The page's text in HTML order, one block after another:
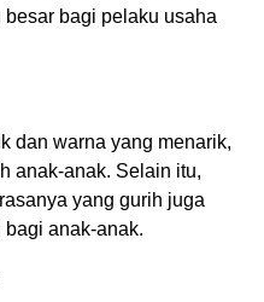
bagi pelaku usaha
dan warna yang menarik,
anak-anak. Selain itu,
yang gurih juga
anak-anak.